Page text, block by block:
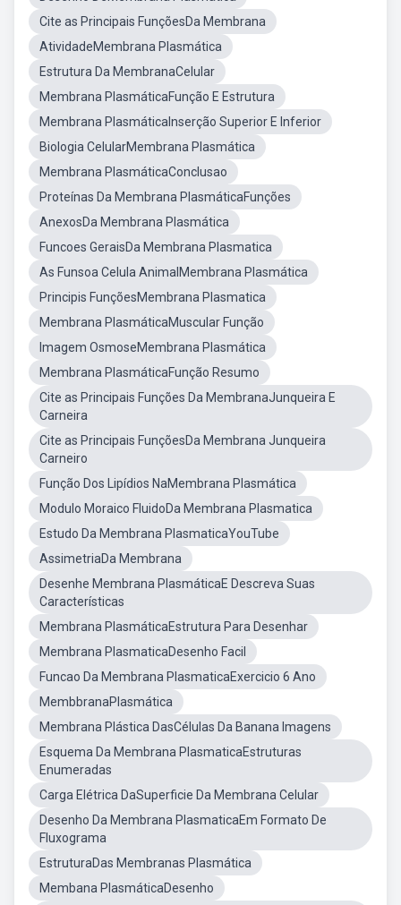
Cite as Principais FunçõesDa Membrana
AtividadeMembrana Plasmática
Estrutura Da MembranaCelular
Membrana PlasmáticaFunção E Estrutura
Membrana PlasmáticaInserção Superior E Inferior
Biologia CelularMembrana Plasmática
Membrana PlasmáticaConclusao
Proteínas Da Membrana PlasmáticaFunções
AnexosDa Membrana Plasmática
Funcoes GeraisDa Membrana Plasmatica
As Funsoa Celula AnimalMembrana Plasmática
Principis FunçõesMembrana Plasmatica
Membrana PlasmáticaMuscular Função
Imagem OsmoseMembrana Plasmática
Membrana PlasmáticaFunção Resumo
Cite as Principais Funções Da MembranaJunqueira E
Carneira
Cite as Principais FunçõesDa Membrana Junqueira
Carneiro
Função Dos Lipídios NaMembrana Plasmática
Modulo Moraico FluidoDa Membrana Plasmatica
Estudo Da Membrana PlasmaticaYouTube
AssimetriaDa Membrana
Desenhe Membrana PlasmáticaE Descreva Suas
Características
Membrana PlasmáticaEstrutura Para Desenhar
Membrana PlasmaticaDesenho Facil
Funcao Da Membrana PlasmaticaExercicio 6 Ano
MembbranaPlasmática
Membrana Plástica DasCélulas Da Banana Imagens
Esquema Da Membrana PlasmaticaEstruturas
Enumeradas
Carga Elétrica DaSuperficie Da Membrana Celular
Desenho Da Membrana PlasmaticaEm Formato De
Fluxograma
EstruturaDas Membranas Plasmática
Membana PlasmáticaDesenho